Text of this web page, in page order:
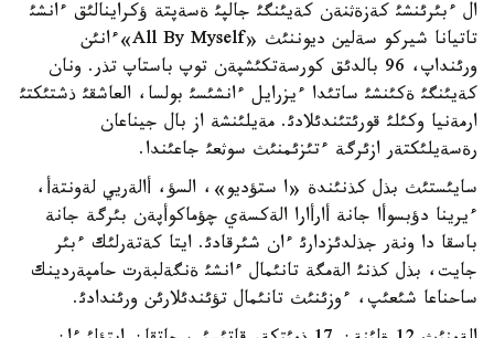
ال ءبئرئنشئ كةزةثنةن كةيئنگئ جالپئ ةسةپتة ؤكراينالئق ءانشئ
تاتيانا شيركو سةلين ديوننئث «All By Myself»ءانئن
ورئنداپ، 96 بالدئق كورسةتكئشپةن توپ باستاپ تذر. ونان
كةيئنگئ ةكئنشئ ساتئدا ءيزرايل ءانشئسئ بولسا، العاشقئ ذشتئكتئ
ارمةنيا وكئلئ قورئتئندئلادئ. مةيلئنشة از بال جيناعان
رةسةيلئكتةر ازئرگة ءتئزئمنئث سوثعئ جاعئندا.
سايئستئث بذل كذنئندة «ا ستؤديو»، السؤ، أالةريي لةونتةأ،
ءيرينا دؤبسوأا جانة أارأارا الةكسةي چؤماكوأپةن بئرگة جانة
باسقا دا ونةر جذلدئزدارئ ءان شئرقادئ. ايتا كةتةرلئك ءبئر
جايت، بذل كذنئ الةمگة تانئمال ءانشئ ةنگةلبةرت حامپةردينك
ساحناعا شئعئپ، ءوزئنئث تانئمال تؤئندئلارئن ورئندادئ.